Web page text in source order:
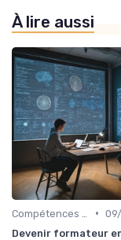
À lire aussi
•
Devenir formateur